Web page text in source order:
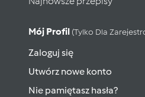
Mój Profil (tylko Dla
Zaloguj się
Utwórz nowe konto
Nie pamiętasz hasła?